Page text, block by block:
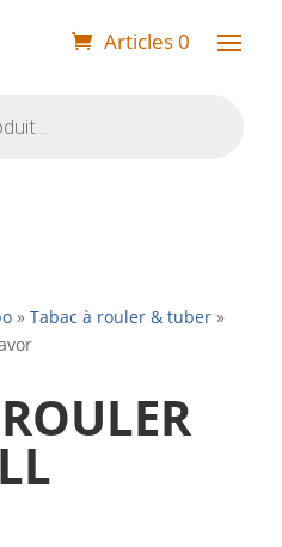
Articles 0
» Tabac à rouler & tuber»